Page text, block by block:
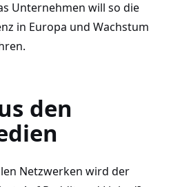
Unternehmen will so die
in Europa und Wachstum
den
Netzwerken wird der